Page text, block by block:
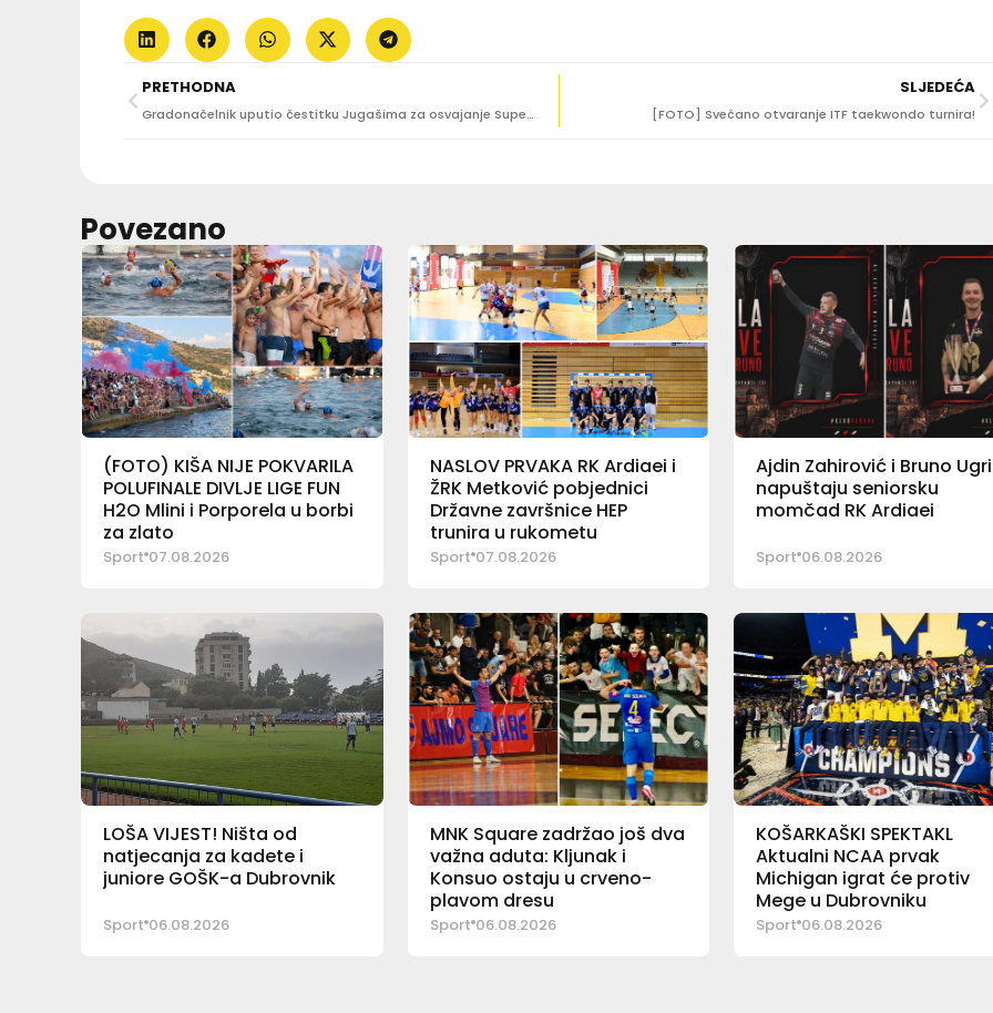
PRETHODNA
Gradonačelnik uputio čestitku Jugašima za osvajanje Super kupa
SLJEDEĆA
[FOTO] Svečano otvaranje ITF taekwondo turnira!
Povezano
(FOTO) KIŠA NIJE POKVARILA
POLUFINALE DIVLJE LIGE FUN
H2O Mlini i Porporela u borbi
za zlato
Sport 07.08.2026
NASLOV PRVAKA RK Ardiaei i
ŽRK Metković pobjednici
Državne završnice HEP
trunira u rukometu
Sport 07.08.2026
Ajdin Zahirović i Bruno
napuštaju seniorsku
momčad RK Ardiaei
Sport 06.08.2026
LOŠA VIJEST! Ništa od
natjecanja za kadete i
juniore GOŠK-a Dubrovnik
Sport 06.08.2026
MNK Square zadržao još dva
važna aduta: Kljunak i
Konsuo ostaju u crveno-
plavom dresu
Sport 06.08.2026
KOŠARKAŠKI SPEKTAKL
Aktualni NCAA prvak
Michigan igrat će protiv
Mege u Dubrovniku
Sport 06.08.2026